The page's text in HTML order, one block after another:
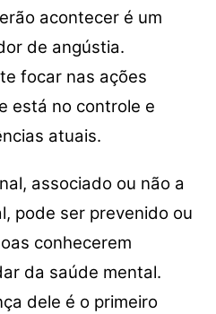
acontecer é um
de angústia.
focar nas ações
está no controle e
atuais.
associado ou não a
pode ser prevenido ou
conhecerem
da saúde mental.
dele é o primeiro